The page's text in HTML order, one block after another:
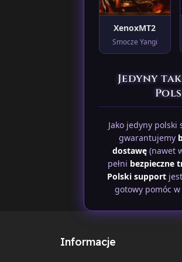
XenoxMT2
Smocze Yangi
Jedyny
Jako jedyny polski
gwarantujemy
dostawę (nawet
pełni bezpieczne
Polski support
gotowy pomóc
Informacje